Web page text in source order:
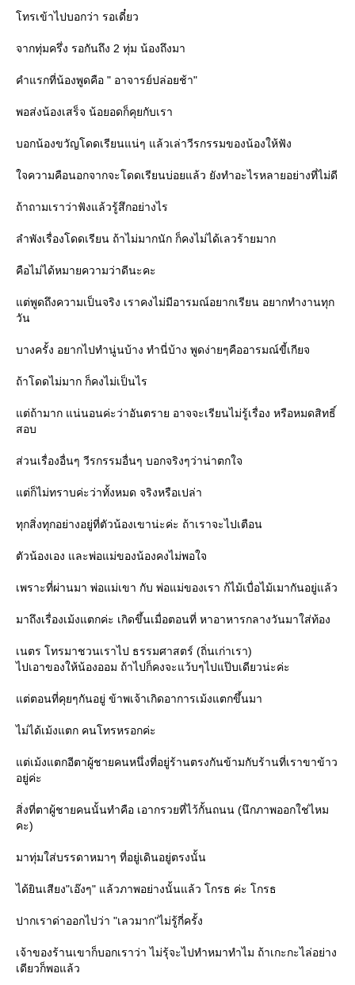
ทรเข้าไปบอกว่า รอเดี๋ยว
จากทุ่มครึ่ง รอกันถึง 2 ทุ่ม น้องถึงมา
คำแรกที่น้องพูดคือ " อาจารย์ปล่อยช้า"
พอส่งน้องเสร็จ น้อยอดก็คุยกับเรา
บอกน้องขวัญโดดเรียนแน่ๆ แล้วเล่าวีรกรรมของน้องให้ฟัง
จความคือนอกจากจะโดดเรียนบ่อยแล้ว ยังทำอะไรหลายอย่างที่ไม่ดี
ถ้าถามเราว่าฟังแล้วรู้สึกอย่างไร
ลำพังเรื่องโดดเรียน ถ้าไม่มากนัก ก็คงไม่ได้เลวร้ายมาก
คือไม่ได้หมายความว่าดีนะคะ
ต่พูดถึงความเป็นจริง เราคงไม่มีอารมณ์อยากเรียน อยากทำงานทุก
วัน
บางครั้ง อยากไปทำนู่นบ้าง ทำนี่บ้าง พูดง่ายๆคืออารมณ์ขี้เกียจ
ถ้าโดดไม่มาก ก็คงไม่เป็นไร
ต่ถ้ามาก แน่นอนค่ะว่าอันตราย อาจจะเรียนไม่รู้เรื่อง หรือหมดสิทธิ์
สอบ
ส่วนเรื่องอื่นๆ วีรกรรมอื่นๆ บอกจริงๆว่าน่าตกใจ
ต่ก็ไม่ทราบค่ะว่าทั้งหมด จริงหรือเปล่า
ทุกสิ่งทุกอย่างอยู่ที่ตัวน้องเขาน่ะค่ะ ถ้าเราจะไปเตือน
ตัวน้องเอง และพ่อแม่ของน้องคงไม่พอใจ
เพราะที่ผ่านมา พ่อแม่เขา กับ พ่อแม่ของเรา ก้ไม้เบื่อไม้เมากันอยู่แล้ว
มาถึงเรื่องเม้งแตกค่ะ เกิดขึ้นเมื่อตอนที่ หาอาหารกลางวันมาใส่ท้อง
เนตร โทรมาชวนเราไป ธรรมศาสตร์ (ถิ่นเก่าเรา)
ไปเอาของให้น้องออม ถ้าไปก็คงจะแว้บๆไปแป๊บเดียวน่ะค่ะ
ต่ตอนที่คุยๆกันอยู่ ข้าพเจ้าเกิดอาการเม้งแตกขึ้นมา
ไม่ได้เม้งแตก คนโทรหรอกค่ะ
ต่เม้งแตกอีตาผู้ชายคนหนึ่งที่อยู่ร้านตรงกันข้ามกับร้านที่เราขาข้าว
อยู่ค่ะ
สิ่งที่ตาผู้ชายคนนั้นทำคือ เอากรวยที่ไว้กั้นถนน (นึกภาพออกใช่ไหม
คะ)
มาทุ่มใส่บรรดาหมาๆ ที่อยู่เดินอยู่ตรงนั้น
ได้ยินเสียง"เอ๊งๆ" แล้วภาพอย่างนั้นแล้ว โกรธ ค่ะ โกรธ
ปากเราด่าออกไปว่า "เลวมาก"ไม่รู้กี่ครั้ง
เจ้าของร้านเขาก็บอกเราว่า ไม่รุ้จะไปทำหมาทำไม ถ้าเกะกะไล่อย่าง
เดียวก็พอแล้ว